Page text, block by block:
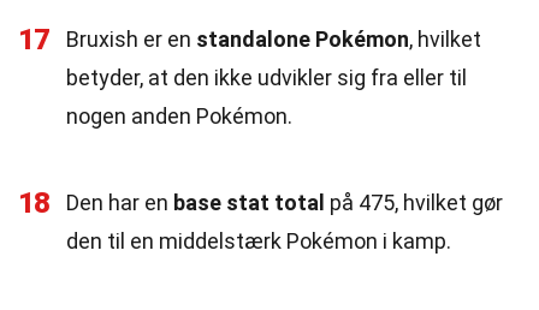
17 Bruxish er en standalone Pokémon, hvilket
betyder, at den ikke udvikler sig fra eller til
nogen anden Pokémon.
18 Den har en base stat total på 475, hvilket gør
den til en middelstærk Pokémon i kamp.